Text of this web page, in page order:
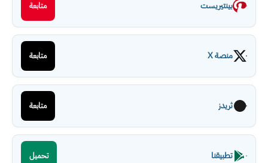
بينتيريست متابعة
منصة X متابعة
ثريدز متابعة
تطبيقنا تحميل